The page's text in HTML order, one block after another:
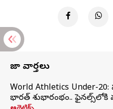
తాజా వార్తలు
World Athletics Under-
భారత్‌ శుభారంభం.. ఫైనల్స్‌లోకి